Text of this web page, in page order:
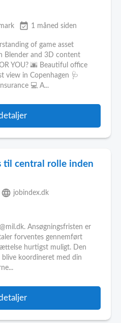
event_available 1 måned siden
of game asset
Blender and 3D content
YOU? 🌆 Beautiful office
view in Copenhagen 🩺
💻 A...
til central rolle inden
language jobindex.dk
Ansøgningsfristen er
forventes gennemført
hurtigst muligt. Den
koordineret med din